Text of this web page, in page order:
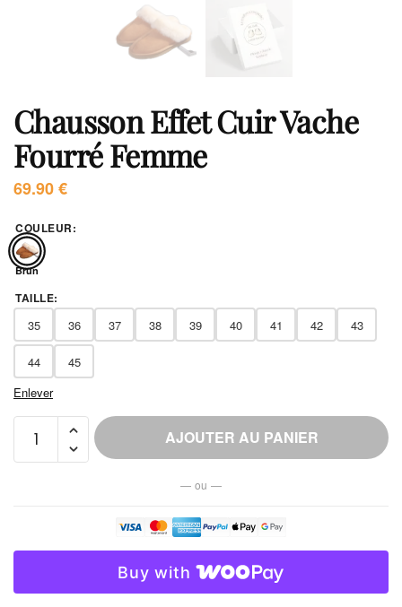
Chausson Effet Cuir Vache
Fourré Femme
69.90€
COULEUR:
Brun
TAILLE:
35 36 37 38 39 40 41 42 43
44
45
Enlever
Chausson
Fourré
AJOUTER AU PANIER
— ou —
Buy with